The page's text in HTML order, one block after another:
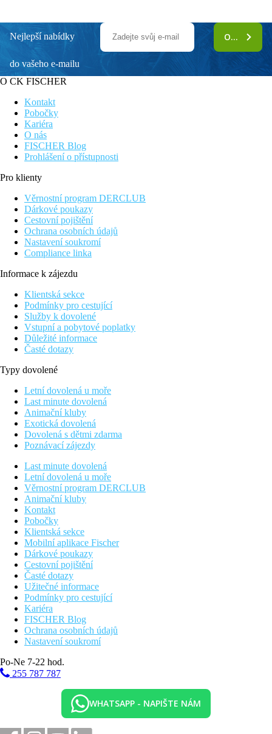
Nejlepší nabídky
do vašeho e-mailu
ODEBÍRAT
O CK FISCHER
Kontakt
Pobočky
Kariéra
O nás
FISCHER Blog
Prohlášení o přístupnosti
Pro klienty
Věrnostní program DERCLUB
Dárkové poukazy
Cestovní pojištění
Ochrana osobních údajů
Nastavení soukromí
Compliance linka
Informace k zájezdu
Klientská sekce
Podmínky pro cestující
Služby k dovolené
Vstupní a pobytové poplatky
Důležité informace
Časté dotazy
Typy dovolené
Letní dovolená u moře
Last minute dovolená
Animační kluby
Exotická dovolená
Dovolená s dětmi zdarma
Poznávací zájezdy
Last minute dovolená
Letní dovolená u moře
Věrnostní program DERCLUB
Animační kluby
Kontakt
Pobočky
Klientská sekce
Mobilní aplikace Fischer
Dárkové poukazy
Cestovní pojištění
Časté dotazy
Užitečné informace
Podmínky pro cestující
Kariéra
FISCHER Blog
Ochrana osobních údajů
Nastavení soukromí
Po-Ne 7-22 hod.
255 787 787
WHATSAPP - NAPIŠTE NÁM